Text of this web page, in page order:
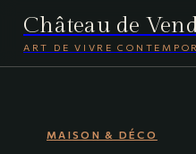
Château de
ART DE VIVRE
JARDINAGE
MAISON & DÉCO